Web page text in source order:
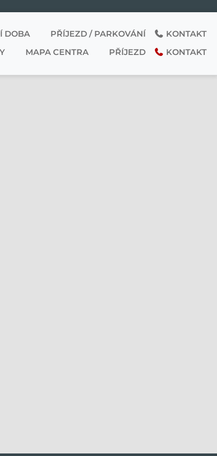
DOBA PŘÍJEZD / PARKOVÁNÍ
KONTAKT
MAPA CENTRA PŘÍJEZD KONTAKT